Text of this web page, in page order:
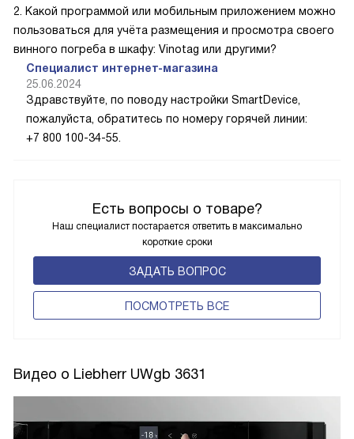
Есть вопросы о товаре?
Наш специалист постарается ответить в максимально
короткие сроки
ЗАДАТЬ ВОПРОС
ПОCМОТРЕТЬ ВСЕ
2. Какой программой или мобильным приложением можно
пользоваться для учёта размещения и просмотра своего
винного погреба в шкафу: Vinotag или другими?
Специалист интернет-магазина
25.06.2024
Здравствуйте, по поводу настройки SmartDevice,
пожалуйста, обратитесь по номеру горячей линии:
+7 800 100-34-55.
Видео о Liebherr UWgb 3631